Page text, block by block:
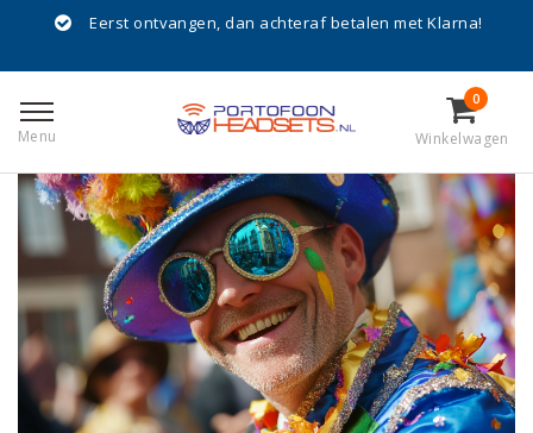
Eerst ontvangen, dan achteraf betalen met Klarna!
Menu
0
Winkelwagen
carnaval
Geplaatst op 11 Februari 2025